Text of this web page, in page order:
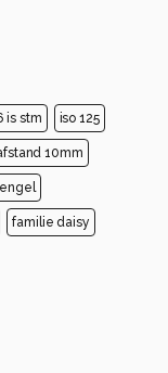
is stm iso 125
10mm
familie daisy